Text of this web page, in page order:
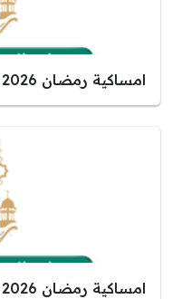
امساكية رمضان 2026 – 1447 الهفوف
امساكية رمضان 2026 – 1447 القطيف